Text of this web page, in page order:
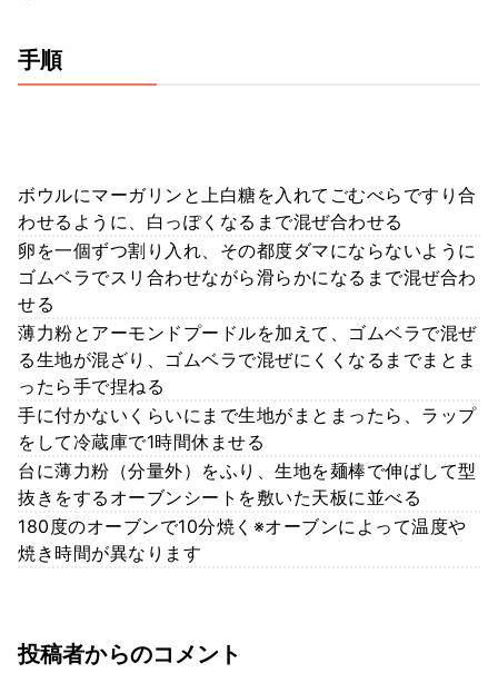
手順
ボウルにマーガリンと上白糖を入れてごむべらですり合
わせるように、白っぽくなるまで混ぜ合わせる
卵を一個ずつ割り入れ、その都度ダマにならないように
ゴムベラでスリ合わせながら滑らかになるまで混ぜ合わ
せる
薄力粉とアーモンドプードルを加えて、ゴムベラで混ぜ
る生地が混ざり、ゴムベラで混ぜにくくなるまでまとま
ったら手で捏ねる
手に付かないくらいにまで生地がまとまったら、ラップ
をして冷蔵庫で1時間休ませる
台に薄力粉（分量外）をふり、生地を麺棒で伸ばして型
抜きをするオーブンシートを敷いた天板に並べる
180度のオーブンで10分焼く※オーブンによって温度や
焼き時間が異なります
投稿者からのコメント